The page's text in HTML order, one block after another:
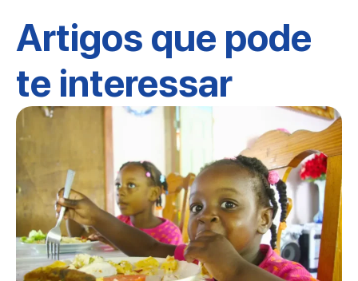
Artigos que pode
te interessar